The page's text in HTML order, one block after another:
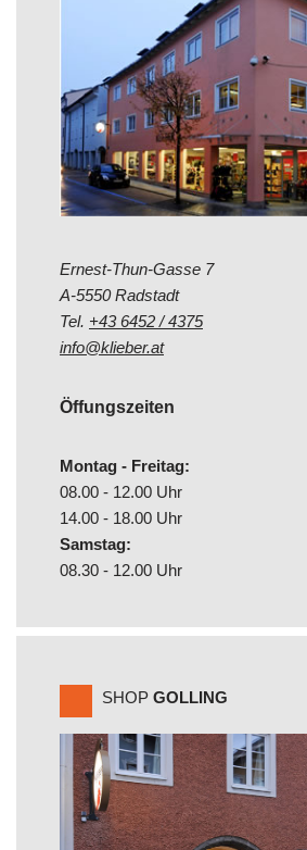
Ernest-Thun-Gasse 7
A-5550 Radstadt
Tel. +43 6452 / 4375
info@klieber.at
Öffungszeiten
Montag - Freitag:
08.00 - 12.00 Uhr
14.00 - 18.00 Uhr
Samstag:
08.30 - 12.00 Uhr
SHOP GOLLING